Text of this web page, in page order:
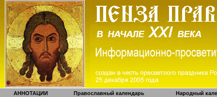
АННОТАЦИИ Православный календарь Народный